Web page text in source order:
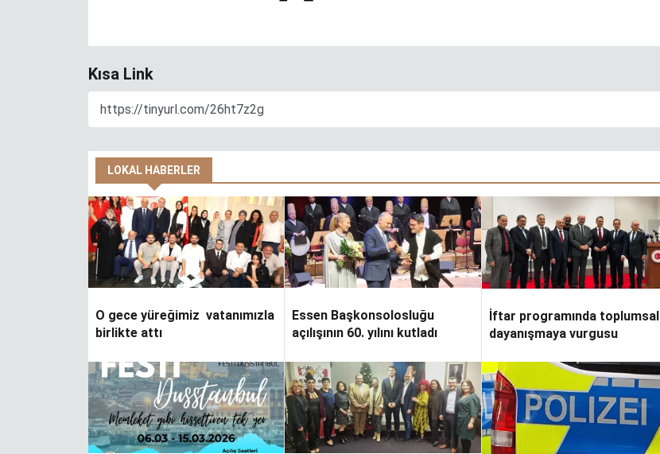
Kısa Link
LOKAL HABERLER
O gece yüreğimiz vatanımızla
birlikte attı
Essen Başkonsolosluğu
açılışının 60. yılını kutladı
İftar programında toplumsal
dayanışmaya vurgusu
ver…
Bendeki ben